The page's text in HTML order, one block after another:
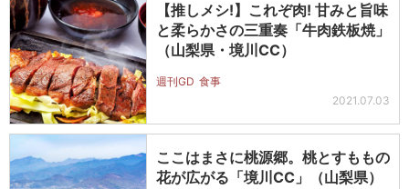
【推しメシ!】これぞ肉! 甘みと旨味
と柔らかさの三重奏「牛肉鉄板焼」
（山梨県・境川CC）
週刊GD 食事
2021.07.03
ここはまさに桃源郷。桃とすももの
花が広がる「境川CC」（山梨県）